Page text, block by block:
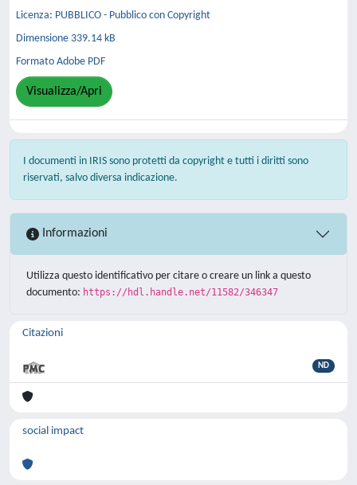
Licenza: PUBBLICO - Pubblico con Copyright
Dimensione 339.14 kB
Formato Adobe PDF
Visualizza/Apri
I documenti in IRIS sono protetti da copyright e tutti i diritti sono
riservati, salvo diversa indicazione.
Informazioni
Utilizza questo identificativo per citare o creare un link a questo
documento: https://hdl.handle.net/11582/346347
Citazioni
ND
social impact